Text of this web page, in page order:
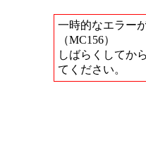
一時的なエラー
（MC156）
しばらくしてか
てください。